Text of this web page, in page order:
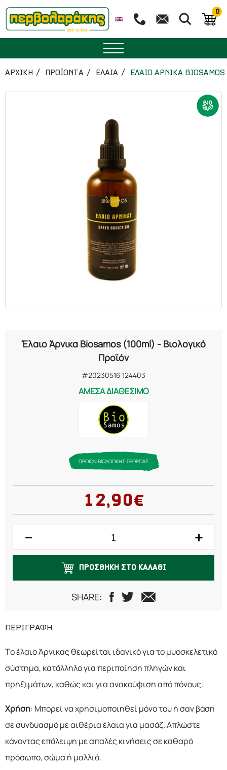
0
ΜΠΑΧΑΡΙΚΑ
ΒΟΤΑΝΑ
ΑΡΧΙΚΉ ΠΡΟΪΟΝΤΑ ΕΛΑΙΑ ΕΛΑΙΟ ΑΡΝΙΚΑ
Έλαιο Άρνικα Biosamos (100ml) - Βιολογικό
Προϊόν
#20230516 124403
ΑΜΕΣΑ ΔΙΑΘΕΣΙΜΟ
ΠΡΟΪΟΝ ΒΙΟΛΟΓΙΚΗΣ ΓΕΩΡΓΙΑΣ
12,90€
ΠΡΟΣΘΗΚΗ ΣΤΟ ΚΑΛΑΘΙ
SHARE:
ΠΕΡΙΓΡΑΦΗ
Το έλαιο Άρνικας θεωρείται ιδανικό για το μυοσκελετικό
σύστημα, κατάλληλο για περιποίηση πληγών και
πρηξιμάτων, καθώς και για ανακούφιση από πόνους.
Χρήση: Μπορεί να χρησιμοποιηθεί μόνο του ή σαν βάση
σε συνδυασμό με αιθέρια έλαια για μασάζ. Απλώστε
κάνοντας επάλειψη με απαλές κινήσεις σε καθαρό
πρόσωπο, σώμα ή μαλλιά.